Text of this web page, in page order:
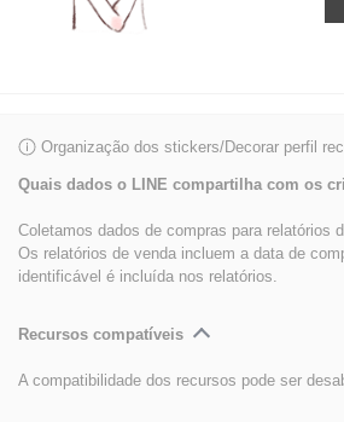
Organização dos stickers/Decorar perfil
Quais dados o LINE compartilha com os
Coletamos dados de compras para relatórios
Os relatórios de venda incluem a data de
identificável é incluída nos relatórios.
Recursos compatíveis
A compatibilidade dos recursos pode ser